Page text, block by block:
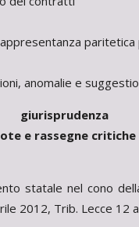
paritetica
anomalie e
giurisprudenza
e rassegne critiche
statale nel cono
2012, Trib. Lecce